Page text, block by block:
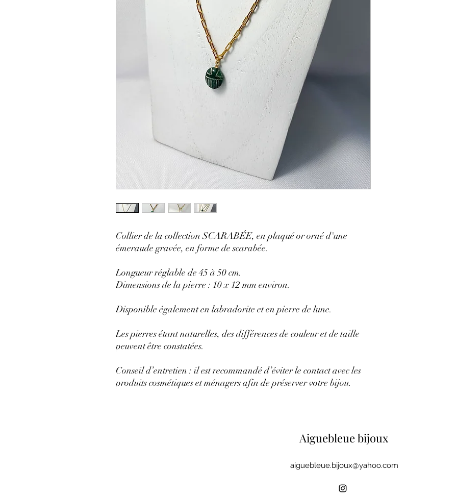
Collier de la collection SCARABÉE, en plaqué or orné d'une
émeraude gravée, en forme de scarabée.
Longueur réglable de 45 à 50 cm.
Dimensions de la pierre : 10 x 12 mm environ.
Disponible également en labradorite et en pierre de lune.
Les pierres étant naturelles, des différences de couleur et de taille
peuvent être constatées.
Conseil d’entretien : il est recommandé d’éviter le contact avec les
produits cosmétiques et ménagers afin de préserver votre bijou.
Aiguebleue bijoux
aiguebleue.bijoux@yahoo.com